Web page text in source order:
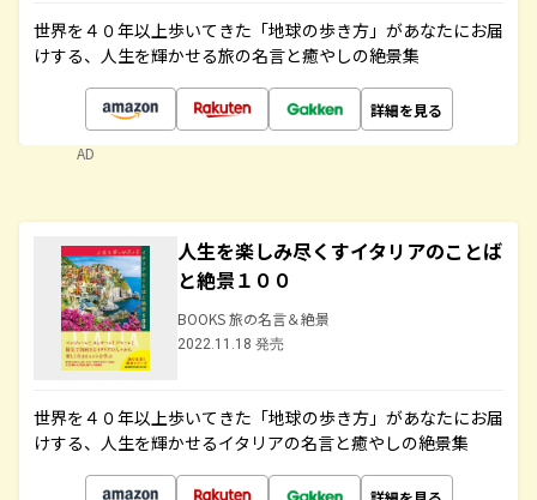
世界を４０年以上歩いてきた「地球の歩き方」があなたにお届
けする、人生を輝かせる旅の名言と癒やしの絶景集
詳細を見る
AD
人生を楽しみ尽くすイタリアのことば
と絶景１００
BOOKS 旅の名言＆絶景
2022.11.18 発売
世界を４０年以上歩いてきた「地球の歩き方」があなたにお届
けする、人生を輝かせるイタリアの名言と癒やしの絶景集